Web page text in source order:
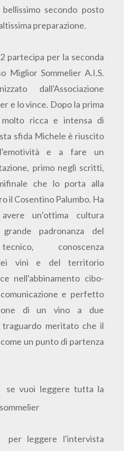
secondo posto
preparazione.
partecipa per la seconda
Miglior Sommelier A.I.S.
dall'Associazione
e lo vince. Dopo la prima
molto ricca e intensa di
sfida Michele è riuscito
e a fare un
primo negli scritti,
che lo porta alla
il Cosentino Palumbo. Ha
un’ottima cultura
padronanza del
conoscenza
vini e del territorio
nell'abbinamento cibo-
e perfetto
di un vino a due
traguardo meritato che il
un punto di partenza
se vuoi leggere tutta la
per leggere l'intervista